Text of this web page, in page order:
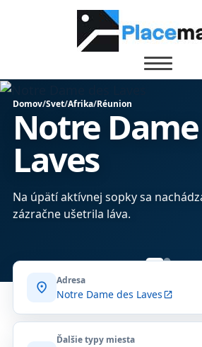
Domov/Svet/Afrika/Réunion
Notre
Laves
Na úpätí aktívnej sopky sa
zázračne ušetrila láva.
location_on Adresa
Notre Dame des Lavesopen_in_new
Ďalšie typy miesta